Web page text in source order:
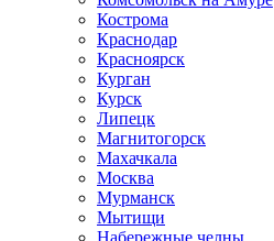
Кострома
Краснодар
Красноярск
Курган
Курск
Липецк
Магнитогорск
Махачкала
Москва
Мурманск
Мытищи
Набережные челны